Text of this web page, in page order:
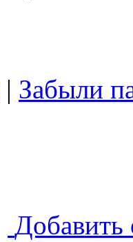
| Забыли
Добавить